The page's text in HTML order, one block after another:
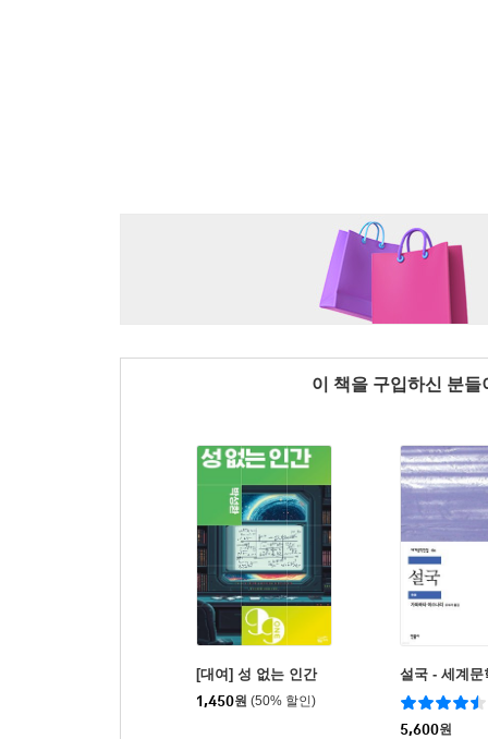
이 책을 구입하신 분
[대여] 성 없는 인간
1,450원 (50% 할인)
설국 - 세계문
5,600원